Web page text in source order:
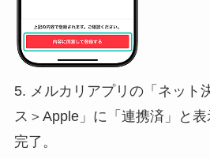
5. メルカリアプリの「ネット
ス＞Apple」に「連携済」と
完了。